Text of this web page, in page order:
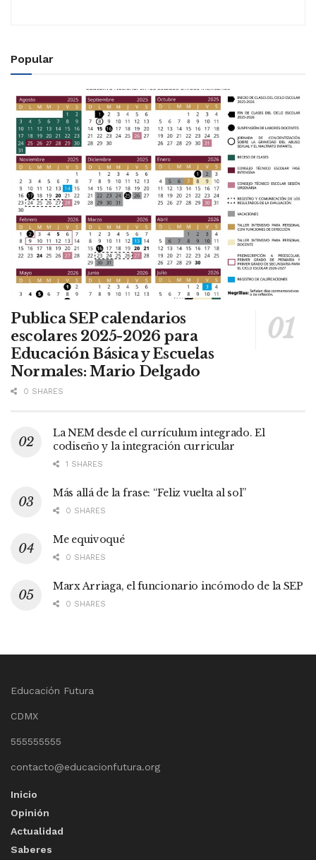
Popular
Publica SEP calendarios
escolares 2025-2026 para
Educación Básica y Escuelas
Normales: Mario Delgado
0 SHARES
La NEM desde el currículum integrado. El
codiseño y la integración curricular
1 SHARES
Más allá de la frase: “Feliz vuelta al sol”
0 SHARES
Me equivoqué
0 SHARES
Marx Arriaga, el funcionario incómodo de la SEP
0 SHARES
Educación Futura
CDMX
555555555
contacto@educacionfutura.org
Inicio
Opinión
Actualidad
Saberes